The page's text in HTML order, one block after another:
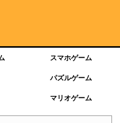
スマホゲーム
パズルゲーム
マリオゲーム